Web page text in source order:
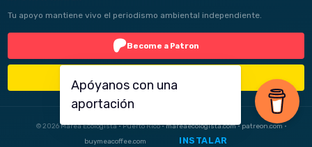
Tu apoyo mantiene vivo el periodismo ambiental independiente.
Become a Patron
© 2026 Marea Ecologista · Puerto Rico ·mareaecologista.com·patreon.com ·
buymeacoffee.com
INSTALAR
Apóyanos con una
aportación